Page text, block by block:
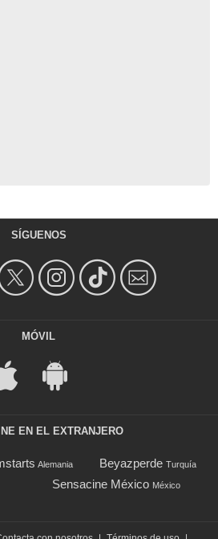
SÍGUENOS
MÓVIL
EN EL EXTRANJERO
Alemania Beyazperde Turquía
Sensacine México México